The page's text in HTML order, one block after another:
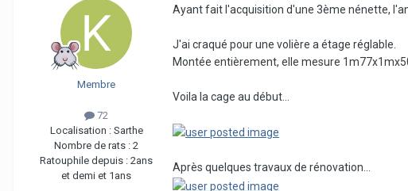
Membre
72
Localisation : Sarthe
Nombre de rats : 2
Ratouphile depuis : 2ans
et demi et 1ans
Ayant fait l'acquisition d'une 3ème nénette,
J'ai craqué pour une volière a étage réglable.
Montée entièrement, elle mesure
Voila la cage au début...
Après quelques travaux de rénovation...